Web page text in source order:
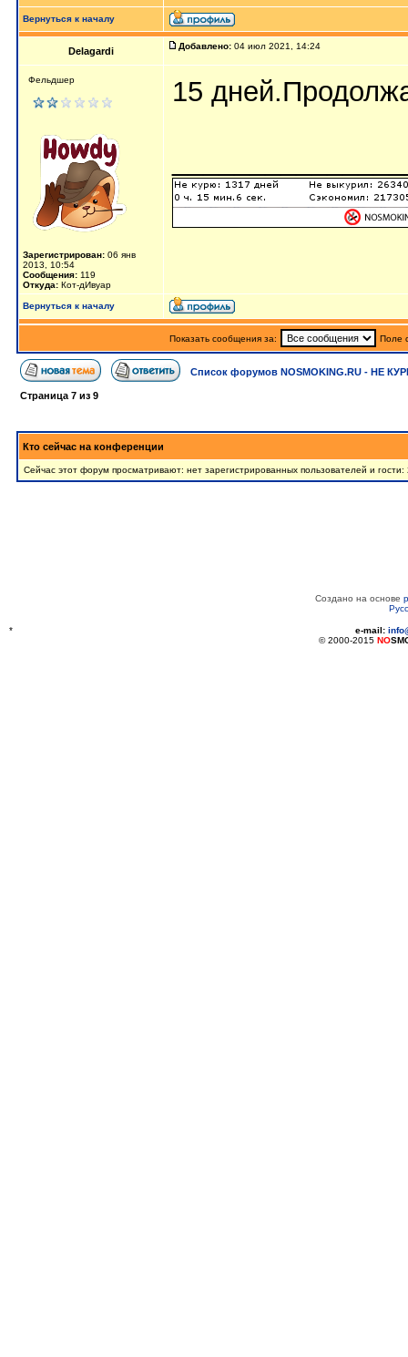
Вернуться к началу
Delagardi Добавлено: 04 июл 2021, 14:24
Фельдшер
Зарегистрирован: 06 янв
2013, 10:54
Сообщения: 119
Откуда: Кот-дИвуар
15
Вернуться к началу
Показать сообщения за: Поле
Список форумов NOSMOKING.RU - НЕ
Страница 7 из 9
Кто сейчас на конференции
Сейчас этот форум просматривают: нет зарегистрированных пользователей и гости:
Создано на основе
* e-mail:
© 2000-2015 NO